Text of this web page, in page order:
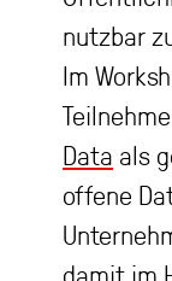
nutzbar
Im
Data als
offene
damit im